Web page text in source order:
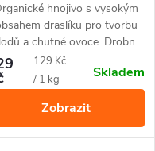
hnojivo s vysokým
draslíku pro tvorbu
a chutné ovoce. Drobné
granule uvolňují živiny
po dobu 3 měsíců.
Hnojivo obsahuje 100%
přírodní suroviny a je vhodné
pro ekologické pěstování.
Hnojivo nezasoluje půdu a
Měrná
cena:
129 Kč
/ 1 kg
Skladem
Zobrazit